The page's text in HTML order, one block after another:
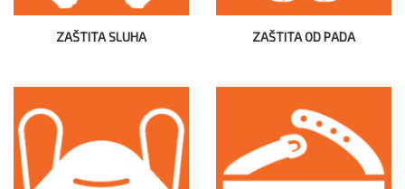
ZAŠTITA SLUHA ZAŠTITA OD PADA